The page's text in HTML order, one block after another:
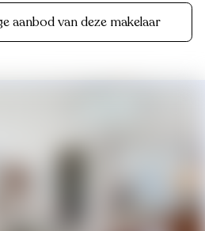
aanbod van deze makelaar